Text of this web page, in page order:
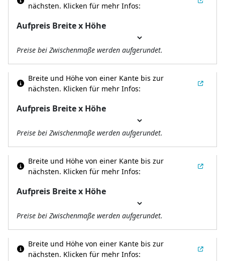
Aufpreis Breite x Höhe
nächsten. Klicken für mehr Infos:
Preise bei Zwischenmaße werden aufgerundet.
Aufpreis Breite x Höhe
Breite und Höhe von einer Kante bis zur
nächsten. Klicken für mehr Infos:
Preise bei Zwischenmaße werden aufgerundet.
Aufpreis Breite x Höhe
Breite und Höhe von einer Kante bis zur
nächsten. Klicken für mehr Infos:
Preise bei Zwischenmaße werden aufgerundet.
Breite und Höhe von einer Kante bis zur
nächsten. Klicken für mehr Infos: